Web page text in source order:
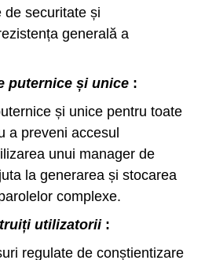
de securitate și
generală a
puternice și unice :
și unice pentru toate
a preveni accesul
unui manager de
la generarea și stocarea
complexe.
utilizatorii:
regulate de conștientizare